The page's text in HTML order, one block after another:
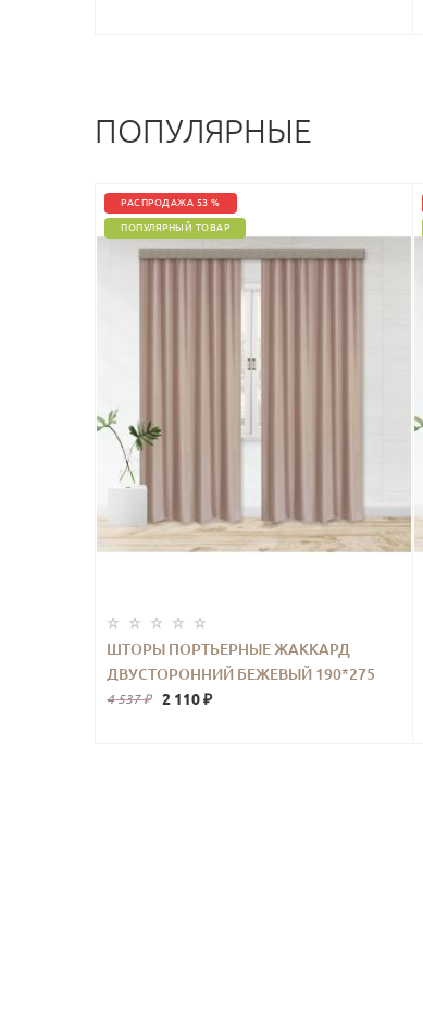
ПОПУЛЯРНЫЕ
РАСПРОДАЖА 53 %
ПОПУЛЯРНЫЙ ТОВАР
ШТОРЫ ПОРТЬЕРНЫЕ ЖАККАРД
ДВУСТОРОННИЙ БЕЖЕВЫЙ 190*275
2ШТ.
4 537 ₽ 2 110 ₽